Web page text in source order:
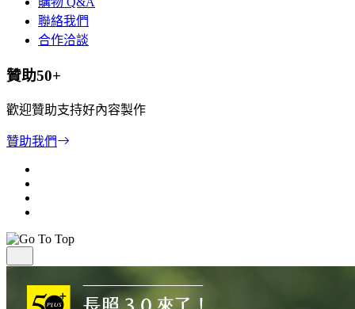
聯絡我們
合作洽談
贊助50+
歡迎贊助支持好內容製作
贊助我們